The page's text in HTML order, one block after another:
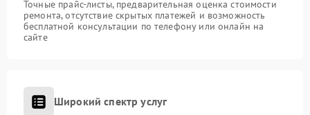
Точные прайс-листы, предварительная оценка стоимости
ремонта, отсутствие скрытых платежей и возможность
бесплатной консультации по телефону или онлайн на
сайте
Широкий спектр услуг